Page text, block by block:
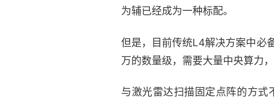
为辅已经成为一种标配。
但是，目前传统L4解决方案中必
万的数量级，需要大量中央算力
与激光雷达扫描固定点阵的方式